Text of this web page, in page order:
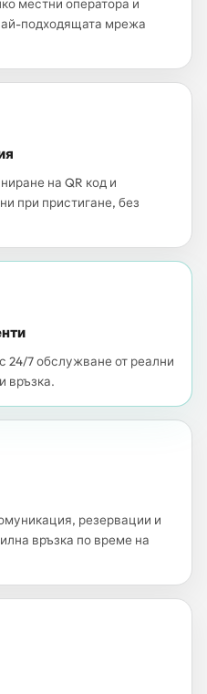
местни оператора и
подходящата мрежа
на QR код и
при пристигане, без
24/7 обслужване от реални
връзка.
резервации и
връзка по време на